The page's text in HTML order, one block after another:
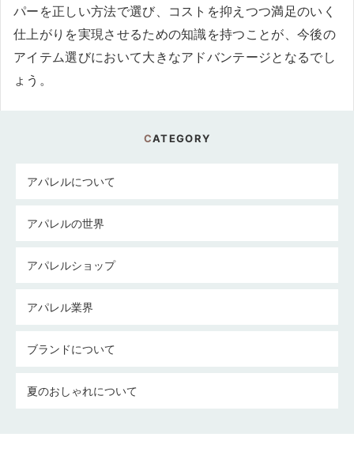
パーを正しい方法で選び、コストを抑えつつ満足のいく
仕上がりを実現させるための知識を持つことが、今後の
アイテム選びにおいて大きなアドバンテージとなるでし
ょう。
CATEGORY
アパレルについて
アパレルの世界
アパレルショップ
アパレル業界
ブランドについて
夏のおしゃれについて